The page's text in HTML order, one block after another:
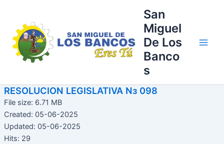
contenido
San
Miguel
De Los
Banco
s
RESOLUCION LEGISLATIVA Nз 098
File size: 6.71 MB
Created: 05-06-2025
Updated: 05-06-2025
Hits: 29